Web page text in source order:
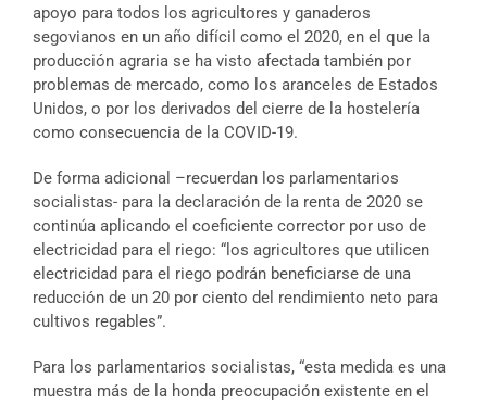
apoyo para todos los agricultores y ganaderos
segovianos en un año difícil como el 2020, en el que la
producción agraria se ha visto afectada también por
problemas de mercado, como los aranceles de Estados
Unidos, o por los derivados del cierre de la hostelería
como consecuencia de la COVID-19.
De forma adicional –recuerdan los parlamentarios
socialistas- para la declaración de la renta de 2020 se
continúa aplicando el coeficiente corrector por uso de
electricidad para el riego: “los agricultores que utilicen
electricidad para el riego podrán beneficiarse de una
reducción de un 20 por ciento del rendimiento neto para
cultivos regables”.
Para los parlamentarios socialistas, “esta medida es una
muestra más de la honda preocupación existente en el